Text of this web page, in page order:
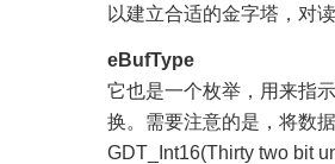
以建立合适的金字塔，对
eBufType
它也是一个枚举，用来指
换。需要注意的是，将数
GDT_Int16(Thirty two bit